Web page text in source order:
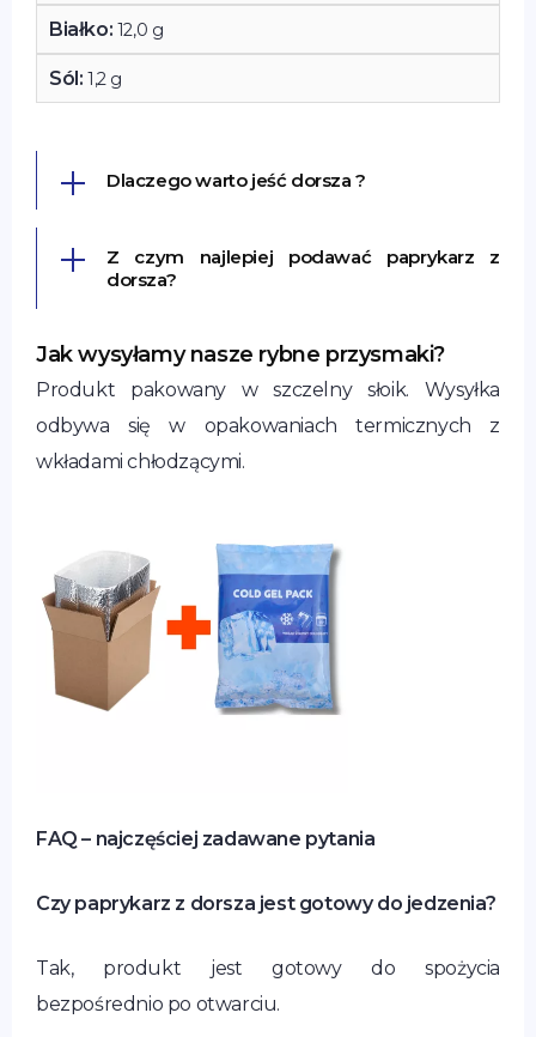
Białko: 12,0 g
Sól: 1,2 g
Dlaczego warto jeść dorsza ?
Z czym najlepiej podawać paprykarz z
dorsza?
Jak wysyłamy nasze rybne przysmaki?
Produkt pakowany w szczelny słoik. Wysyłka
odbywa się w opakowaniach termicznych z
wkładami chłodzącymi.
FAQ – najczęściej zadawane pytania
Czy paprykarz z dorsza jest gotowy do jedzenia?
Tak, produkt jest gotowy do spożycia
bezpośrednio po otwarciu.